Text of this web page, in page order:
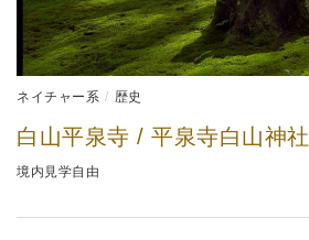
ネイチャー系 歴史
白山平泉寺 / 平泉寺白山神社
境内見学自由